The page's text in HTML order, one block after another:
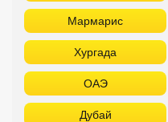
Мармарис
Хургада
ОАЭ
Дубай